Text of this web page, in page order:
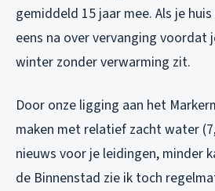
gemiddeld 15 jaar mee. Als je
eens na over vervanging voordat
winter zonder verwarming zit.
Door onze ligging aan het
maken met relatief zacht water
nieuws voor je leidingen, minder
de Binnenstad zie ik toch